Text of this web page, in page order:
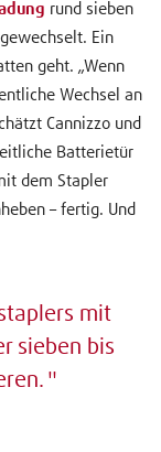
rund sieben
Ein
geht. „Wenn
Wechsel an
Cannizzo und
Batterietür
dem Stapler
– fertig. Und
mit
sieben bis